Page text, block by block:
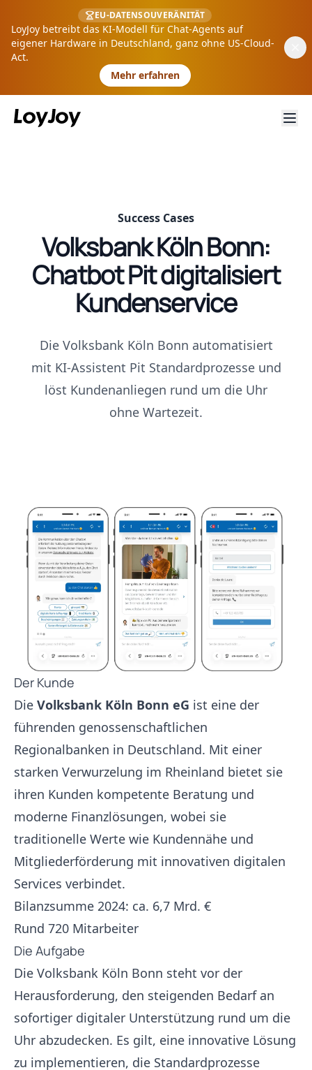
EU-DATENSOUVERÄNITÄT
LoyJoy betreibt das KI-Modell für Chat-Agents auf
eigener Hardware in Deutschland, ganz ohne US-Cloud-
Act.
Mehr erfahren
Success Cases
Volksbank Köln Bonn:
Chatbot Pit digitalisiert
Kundenservice
Die Volksbank Köln Bonn automatisiert
mit KI-Assistent Pit Standardprozesse und
löst Kundenanliegen rund um die Uhr
ohne Wartezeit.
Der Kunde
Die Volksbank Köln Bonn eG ist eine der
führenden genossenschaftlichen
Regionalbanken in Deutschland. Mit einer
starken Verwurzelung im Rheinland bietet sie
ihren Kunden kompetente Beratung und
moderne Finanzlösungen, wobei sie
traditionelle Werte wie Kundennähe und
Mitgliederförderung mit innovativen digitalen
Services verbindet.
Bilanzsumme 2024: ca. 6,7 Mrd. €
Rund 720 Mitarbeiter
Die Aufgabe
Die Volksbank Köln Bonn steht vor der
Herausforderung, den steigenden Bedarf an
sofortiger digitaler Unterstützung rund um die
Uhr abzudecken. Es gilt, eine innovative Lösung
zu implementieren, die Standardprozesse